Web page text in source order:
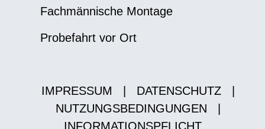
Fachmännische Montage
Probefahrt vor Ort
IMPRESSUM DATENSCHUTZ
NUTZUNGSBEDINGUNGEN
INFORMATIONSPFLICHT